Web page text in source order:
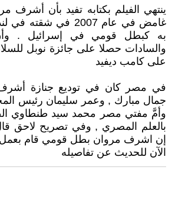
ينتهي الفيلم بكتابه تفيد بأن
غامض في عام 2007 في
به كبطل قومي في إسرائيل .
والسادات حصلا على جائزة نوبل
على كامب ديفيد
في مصر كان في توديع جنازة
جمال مبارك , وعمر سليمان رئيس
وأمَّ مفتي مصر محمد سيد طنطاوي
بالعلم المصري , وفي تصريح لاحق
إن اشرف مروان بطل قومي قام
الآن للحديث عن تفاصيله